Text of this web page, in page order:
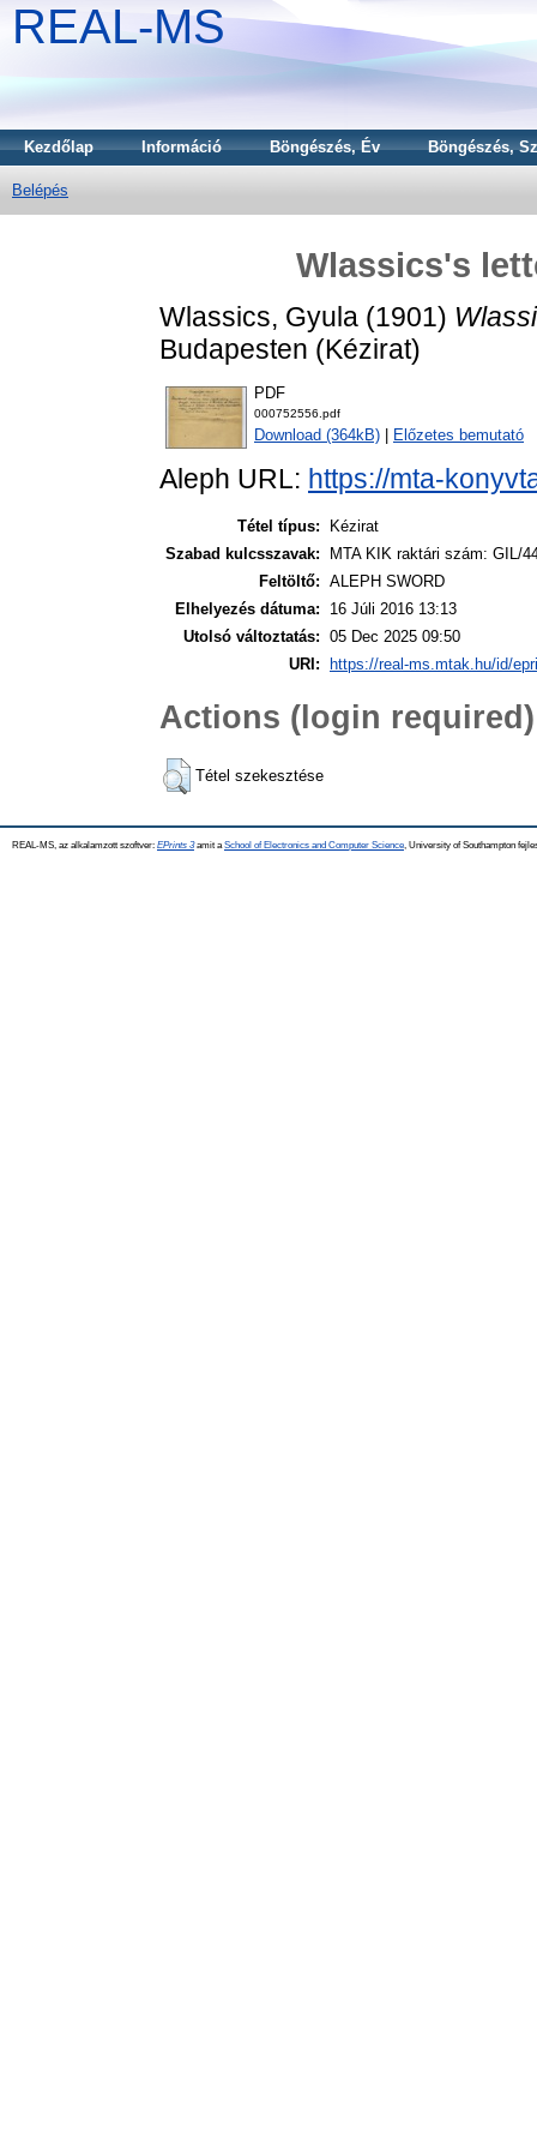
REAL-MS
Kezdőlap Információ Böngészés, Év Böngészés,
Belépés
Wlassics's
Wlassics, Gyula (1901)
Budapesten (Kézirat)
PDF
000752556.pdf
Download (364kB) Előzetes bemutató
Aleph URL: https://mta-
Tétel típus:
Kézirat
Szabad kulcsszavak:
MTA KIK raktári szám: GIL/
Feltöltő: ALEPH SWORD
Elhelyezés dátuma:
16 Júli 2016 13:13
Utolsó változtatás: 05 Dec 2025 09:50
URI:
https://real-ms.mtak.hu/id/
Actions (login required)
Tétel szekesztése
REAL-MS, az alkalamzott szoftver: EPrints 3amit a School of Electronics and Computer Science , University of Southampton